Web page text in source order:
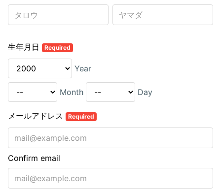
生年月日 Required
Year
Month Day
メールアドレス Required
Confirm email